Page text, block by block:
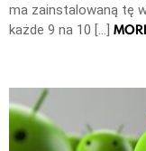
ma zainstalowaną tę
każde 9 na 10 […]